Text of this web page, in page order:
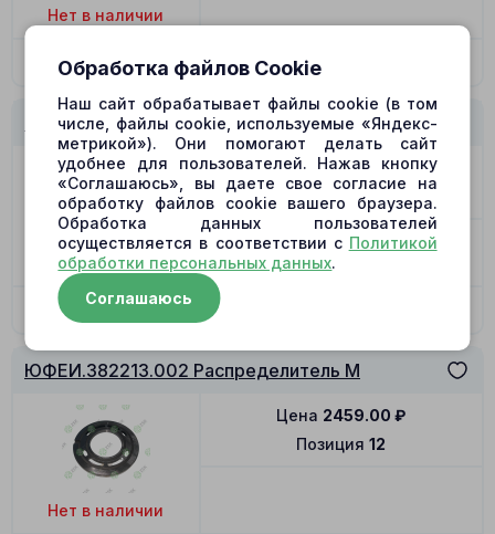
Нет в наличии
По запросу
ЮФЕИ.382213.002 Распределитель M
Нет в наличии
Позиция 12
Цена 2459.00₽
По запросу
ЮФЕИ.382213.002 Распределитель M
Нет в наличии
Позиция 12
Цена 2459.00 ₽
Обработка файлов Cookie
Наш сайт обрабатывает файлы cookie (в том
числе, файлы cookie, используемые «Яндекс-
метрикой»). Они помогают делать сайт
удобнее для пользователей. Нажав кнопку
«Соглашаюсь», вы даете свое согласие на
обработку файлов cookie вашего браузера.
Обработка данных пользователей
осуществляется в соответствии с Политикой
обработки персональных данных.
Соглашаюсь